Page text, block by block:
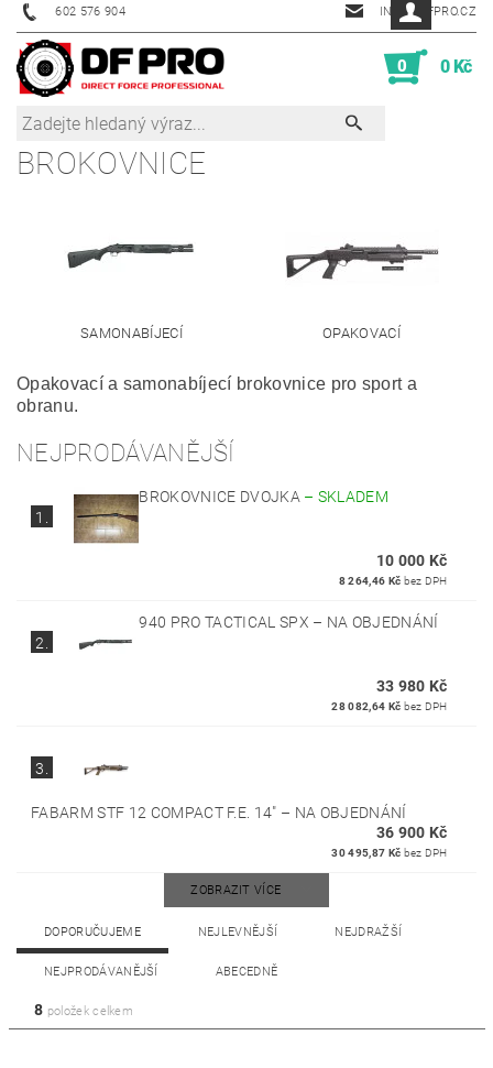
602 576 904 INFO@DFPRO.CZ
0 0 Kč
BROKOVNICE
SAMONABÍJECÍ OPAKOVACÍ
Opakovací a samonabíjecí brokovnice pro sport a
obranu.
NEJPRODÁVANĚJŠÍ
1.
BROKOVNICE DVOJKA – SKLADEM
10 000 Kč
8 264,46 Kč bez DPH
2.
940 PRO TACTICAL SPX – NA OBJEDNÁNÍ
33 980 Kč
28 082,64 Kč bez DPH
3.
FABARM STF 12 COMPACT F.E. 14" – NA OBJEDNÁNÍ
36 900 Kč
30 495,87 Kč bez DPH
ZOBRAZIT VÍCE
DOPORUČUJEME NEJLEVNĚJŠÍ NEJDRAŽŠÍ
NEJPRODÁVANĚJŠÍ ABECEDNĚ
8 položek celkem